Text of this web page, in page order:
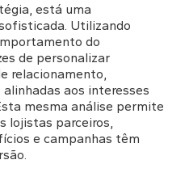
está uma
Utilizando
do
de personalizar
relacionamento,
aos interesses
mesma análise permite
lojistas parceiros,
e campanhas têm